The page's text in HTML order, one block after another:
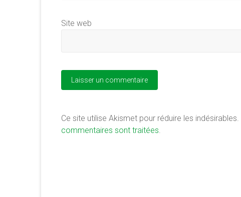
Site web
Ce site utilise Akismet pour réduire les indésirables.
commentaires sont traitées.